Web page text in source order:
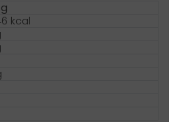
kcal